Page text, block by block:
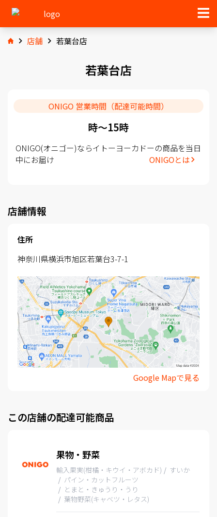
店舗 若葉台店
若葉台店
ONIGO 営業時間（配達可能時間）
時〜15時
ONIGO(オニゴー)ならイトーヨーカドーの商品を当日
中にお届け
ONIGOとは
店舗情報
住所
神奈川県横浜市旭区若葉台3-7-1
Google Mapで見る
この店舗の配達可能商品
果物・野菜
輸入果実(柑橘・キウイ・アボカド)
すいか
パイン・カットフルーツ
とまと・きゅうり・うり
葉物野菜(キャベツ・レタス)